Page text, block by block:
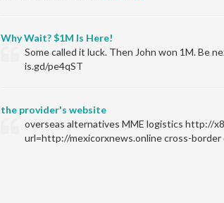
Why Wait? $1M Is Here!
Some called it luck. Then John won 1M. Be
is.gd/pe4qST
the provider's website
overseas alternatives MME logistics http://
url=http://mexicorxnews.online cross-